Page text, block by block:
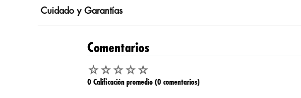
Cuidado y Garantías
Comentarios
☆☆☆☆☆
0 Calificación promedio (0 comentarios)